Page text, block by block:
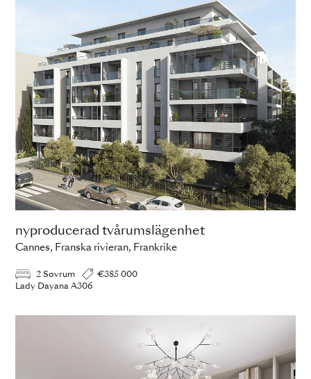
nyproducerad tvårumslägenhet
Cannes, Franska rivieran, Frankrike
2 Sovrum
€385 000
Lady Dayana A306